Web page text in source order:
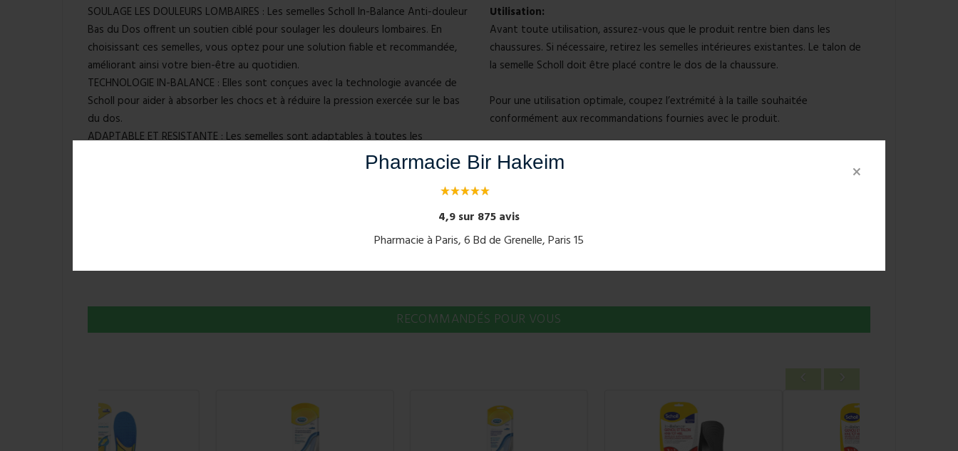
×
Pharmacie Bir Hakeim
4,9 sur 875 avis
Pharmacie à Paris, 6 Bd de Grenelle, Paris 15
SOULAGE LES DOULEURS LOMBAIRES : Les semelles Scholl In-Balance Anti-douleur
Bas du Dos offrent un soutien ciblé pour soulager les douleurs lombaires. En
choisissant ces semelles, vous optez pour une solution fiable et recommandée,
améliorant ainsi votre bien-être au quotidien.
TECHNOLOGIE IN-BALANCE : Elles sont conçues avec la technologie avancée de
Scholl pour aider à absorber les chocs et à réduire la pression exercée sur le bas
du dos.
ADAPTABLE ET RESISTANTE : Les semelles sont adaptables à toutes les
chaussures et peuvent être ajustées pour un confort optimal. Elles sont
fabriquées avec des matériaux de haute qualité qui offrent durabilité et
corps. Epouse la forme du pied pour une répartition du poids uniforme et une
réduction optimale de la pression, puis stabilise la position de votre pied afin de
Utilisation:
Avant toute utilisation, assurez-vous que le produit rentre bien dans les
chaussures. Si nécessaire, retirez les semelles intérieures existantes. Le talon de
la semelle Scholl doit être placé contre le dos de la chaussure.
Pour une utilisation optimale, coupez l’extrémité à la taille souhaitée
conformément aux recommandations fournies avec le produit.
Si nécessaire, utilisez progressivement les semelles anti-douleurs In-Balance®
chaque jour et de plus en plus fréquemment, jusqu’à ce que vous puissiez les
Composition:
Pointure: 40-42
RECOMMANDÉS POUR VOUS